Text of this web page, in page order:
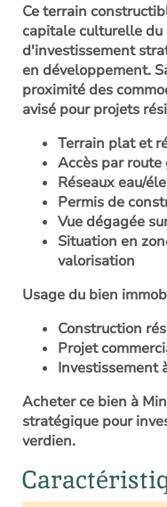
Ce terrain
capitale culturelle
d'investissement
en développement.
proximité des
avisé pour projets
Terrain plat et
Accès par
Réseaux eau/
Permis de
Vue dégagée
Situation en
valorisation
Usage du bien
Construction
Projet
Investissement
Acheter ce bien à
stratégique pour
verdien.